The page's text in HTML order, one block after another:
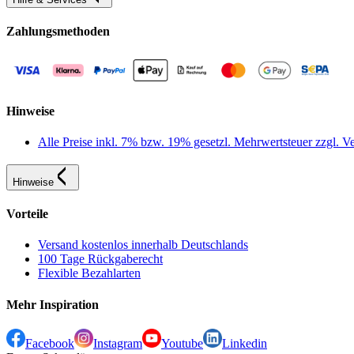
Zahlungsmethoden
Hinweise
Alle Preise inkl. 7% bzw. 19% gesetzl. Mehrwertsteuer zzgl.
Hinweise
Vorteile
Versand kostenlos innerhalb Deutschlands
100 Tage Rückgaberecht
Flexible Bezahlarten
Mehr Inspiration
Facebook Instagram Youtube
Linkedin